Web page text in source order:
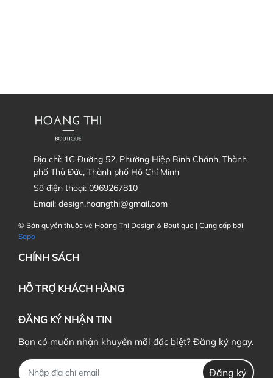
Địa chỉ: 1C Đường 52, Phường Hiệp Bình Chánh, Thành
phố Thủ Đức, Thành phố Hồ Chí Minh
Số điện thoại: 0969267810
Email: design.hoangthi@gmail.com
© Bản quyền thuộc về Hoàng Thị Design & Boutique | Cung cấp bởi
Sapo
CHÍNH SÁCH
HỖ TRỢ KHÁCH HÀNG
ĐĂNG KÝ NHẬN TIN
Bạn có muốn nhận khuyến mãi đặc biệt? Đăng ký ngay.
Đăng ký